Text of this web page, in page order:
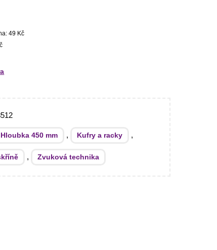
49 Kč
Hloubka 450 mm , Kufry a racky ,
, Zvuková technika